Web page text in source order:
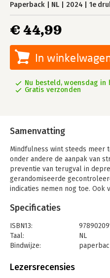
Paperback NL 2024 1e
€ 44,99
In
Nu besteld, woensdag in
Gratis verzonden
Samenvatting
Mindfulness wint steeds meer
onder andere de aanpak van
preventie van terugval in
gerandomiseerde
indicaties nemen nog toe.
In Mindfulness bij stress,
David Dewulf de volledig
onderzochte, acht weken
MBCT staat voor mindfulness
Stap voor stap wordt de
Specificaties
ISBN13:
Taal:
NL
Bindwijze:
Uitgever:
Lezersrecensies